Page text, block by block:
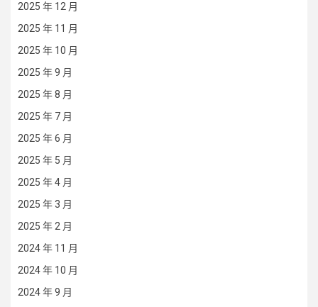
2025 年 12 月
2025 年 11 月
2025 年 10 月
2025 年 9 月
2025 年 8 月
2025 年 7 月
2025 年 6 月
2025 年 5 月
2025 年 4 月
2025 年 3 月
2025 年 2 月
2024 年 11 月
2024 年 10 月
2024 年 9 月